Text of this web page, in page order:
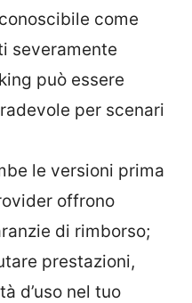
come
severamente
può essere
per scenari
le versioni prima
offrono
di rimborso;
prestazioni,
d’uso nel tuo